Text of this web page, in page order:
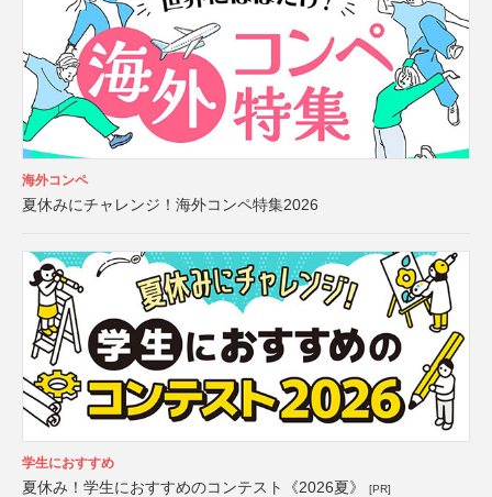
海外コンペ
夏休みにチャレンジ！海外コンペ特集2026
学生におすすめ
夏休み！学生におすすめのコンテスト《2026夏》 [PR]